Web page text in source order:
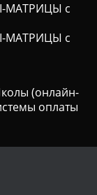
МАТРИЦЫ с
МАТРИЦЫ с
(онлайн-
оплаты